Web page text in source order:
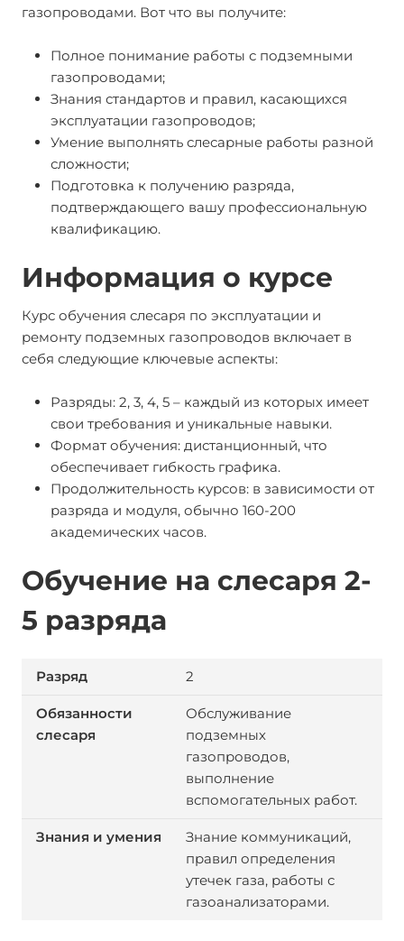
газопроводами. Вот что вы получите:
Полное понимание работы с подземными
газопроводами;
Знания стандартов и правил, касающихся
эксплуатации газопроводов;
Умение выполнять слесарные работы разной
сложности;
Подготовка к получению разряда,
подтверждающего вашу профессиональную
квалификацию.
Информация о курсе
Курс обучения слесаря по эксплуатации и
ремонту подземных газопроводов включает в
себя следующие ключевые аспекты:
Разряды: 2, 3, 4, 5 – каждый из которых имеет
свои требования и уникальные навыки.
Формат обучения: дистанционный, что
обеспечивает гибкость графика.
Продолжительность курсов: в зависимости от
разряда и модуля, обычно 160-200
академических часов.
Обучение на слесаря 2-
5 разряда
2
Обслуживание
подземных
газопроводов,
выполнение
вспомогательных работ.
Знание коммуникаций,
правил определения
утечек газа, работы с
газоанализаторами.